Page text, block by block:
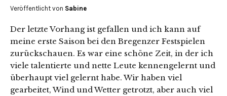
Veröffentlicht von Sabine
Der letzte Vorhang ist gefallen und ich kann auf
meine erste Saison bei den Bregenzer Festspielen
zurückschauen. Es war eine schöne Zeit, in der ich
viele talentierte und nette Leute kennengelernt und
überhaupt viel gelernt habe. Wir haben viel
gearbeitet, Wind und Wetter getrotzt, aber auch viel